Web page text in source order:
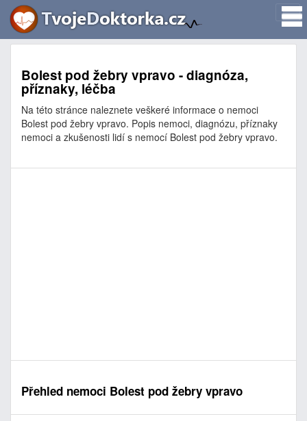
Bolest pod žebry vpravo - diagnóza,
příznaky, léčba
Na této stránce naleznete veškeré informace o nemoci
Bolest pod žebry vpravo. Popis nemoci, diagnózu, příznaky
nemoci a zkušenosti lidí s nemocí Bolest pod žebry vpravo.
Přehled nemoci Bolest pod žebry vpravo